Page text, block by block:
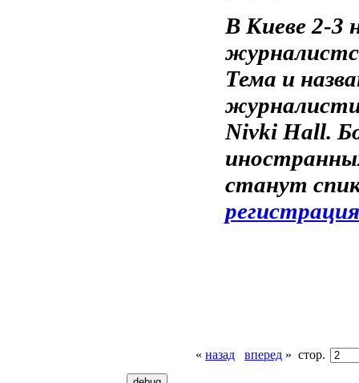
В Киеве 2-3
Тема и
Nivki Hall.
станут
регистрация
« назад вперед » стор.